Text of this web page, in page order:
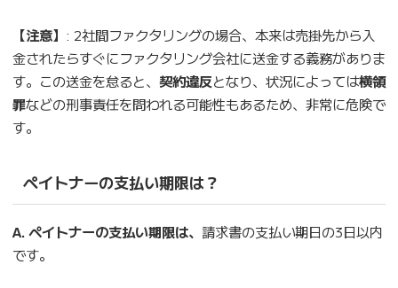
【注意】 : 2社間ファクタリングの場合、本来は売掛先から入
金されたらすぐにファクタリング会社に送金する義務がありま
す。この送金を怠ると、 契約違反となり、状況によっては横領
罪などの刑事責任を問われる可能性もあるため、非常に危険で
す。
ペイトナーの支払い期限は？
A. ペイトナーの支払い期限は、 請求書の支払い期日の3日以内
です。